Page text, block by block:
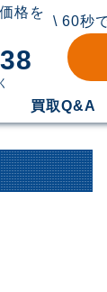
格を
\ 60秒
買取Q&A